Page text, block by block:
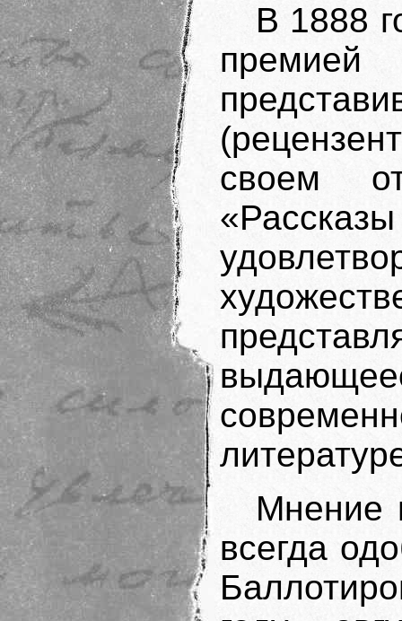
В 1888
своем
Мнение
всегда